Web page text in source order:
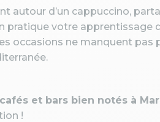
autour d’un cappuccino,
pratique votre apprentissage
occasions ne manquent pas
cafés et bars bien notés à
!